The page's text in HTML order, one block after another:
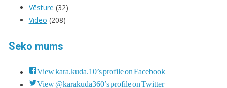
Vēsture (32)
Video (208)
Seko mums
View kara.kuda.10’s profile on Facebook
View @karakuda360’s profile on Twitter